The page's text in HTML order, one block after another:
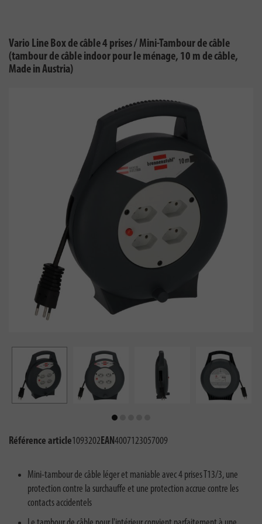
Vario Line Box de câble 4 prises / Mini-Tambour de câble
(tambour de câble indoor pour le ménage, 10 m de câble,
Made in Austria)
Référence article1093202EAN4007123057009
Mini-tambour de câble léger et maniable avec 4 prises T13/3, une
protection contre la surchauffe et une protection accrue contre les
contacts accidentels